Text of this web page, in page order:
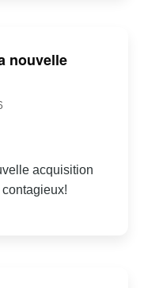
nouvelle
acquisition